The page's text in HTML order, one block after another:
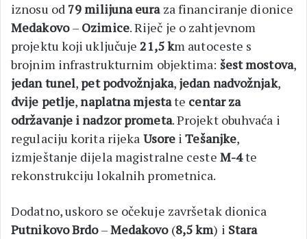
iznosu od 79 milijuna euraza financiranje dionice
Medakovo– Ozimice. Riječ je o zahtjevnom
projektu koji uključuje21,5 km autoceste s
brojnim infrastrukturnim objektima: šest mostova,
jedan tunel,pet podvožnjaka, jedan nadvožnjak,
dvije petlje,naplatna mjestate centar za
održavanje i nadzor prometa. Projekt obuhvaća i
regulaciju korita rijeka Usore iTešanjke,
izmještanje dijela magistralne ceste M-4te
rekonstrukciju lokalnih prometnica.
Dodatno, uskoro se očekuje završetak dionica
Putnikovo Brdo–Medakovo(8,5 km) i Stara